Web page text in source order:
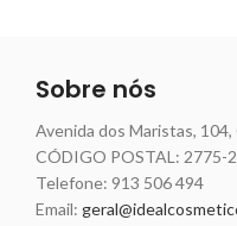
Sobre nós
Avenida dos Maristas,
CÓDIGO POSTAL: 2775-
Telefone: 913 506 494
Email: